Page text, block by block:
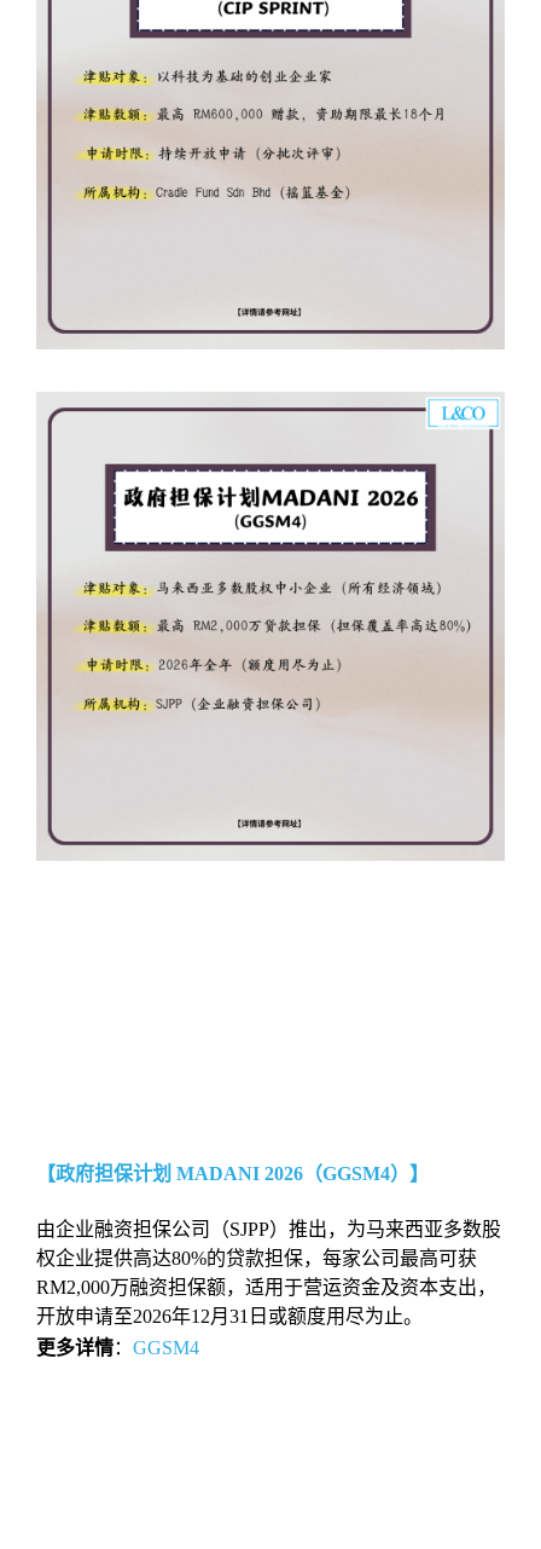
【政府担保计划 MADANI 2026（GGSM4）】
由企业融资担保公司（SJPP）推出，为马来西亚多数股
权企业提供高达80%的贷款担保，每家公司最高可获
RM2,000万融资担保额，适用于营运资金及资本支出，
开放申请至2026年12月31日或额度用尽为止。
更多详情： GGSM4